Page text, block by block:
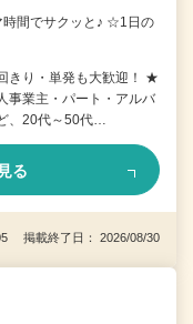
時間でサクッと♪ ☆1日の
きり・単発も大歓迎！ ★
事業主・パート・アルバ
、20代～50代…
る
掲載終了日： 2026/08/30